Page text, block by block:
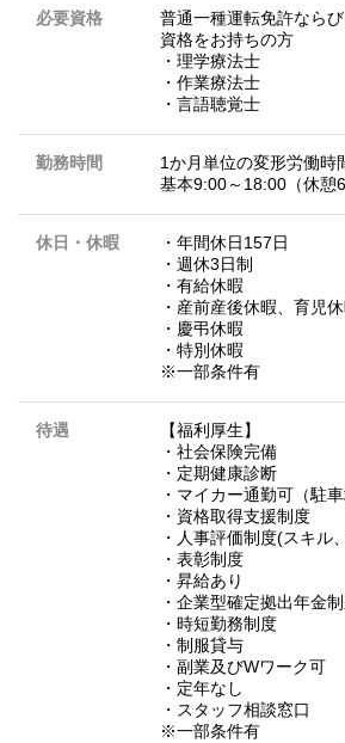
必要資格
普通一種運転免許なら
資格をお持ちの方
・理学療法士
・作業療法士
・言語聴覚士
勤務時間
1か月単位の変形労働時
基本9:00～18:00（休憩
休日・休暇
・年間休日157日
・週休3日制
・有給休暇
・産前産後休暇、育児
・慶弔休暇
・特別休暇
※一部条件有
待遇
【福利厚生】
・社会保険完備
・定期健康診断
・マイカー通勤可（駐車
・資格取得支援制度
・人事評価制度(スキル
・表彰制度
・昇給あり
・企業型確定拠出年金
・時短勤務制度
・制服貸与
・副業及びWワーク可
・定年なし
・スタッフ相談窓口
※一部条件有